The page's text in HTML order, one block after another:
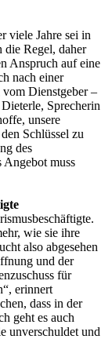
viele Jahre sei in
die Regel, daher
Anspruch auf eine
nach einer
Dienstgeber –
Sprecherin
unsere
Schlüssel zu
des
Angebot muss
wie sie ihre
also abgesehen
und der
für
erinnert
dass in der
geht es auch
unverschuldet und